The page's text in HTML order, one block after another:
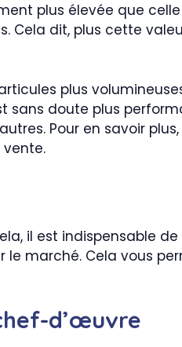
plus élevée que celle
Cela dit, plus cette
plus
sans doute plus
Pour en savoir plus,
il est indispensable de
marché. Cela vous
d’œuvre